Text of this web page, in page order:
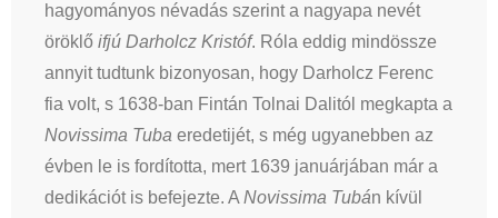
hagyományos névadás szerint a nagyapa nevét
öröklő ifjú Darholcz Kristóf. Róla eddig mindössze
annyit tudtunk bizonyosan, hogy Darholcz Ferenc
fia volt, s 1638-ban Fintán Tolnai Dalitól megkapta a
Novissima Tuba eredetijét, s még ugyanebben az
évben le is fordította, mert 1639 januárjában már a
dedikációt is befejezte. A Novissima Tubán kívül